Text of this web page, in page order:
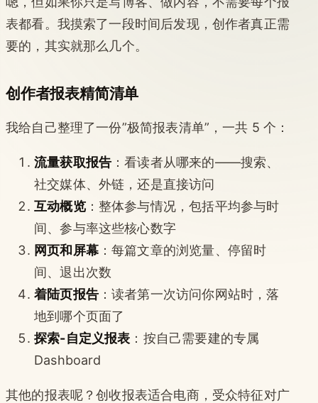
表都看。我摸索了一段时间后发现，创作者真正需
要的，其实就那么几个。
创作者报表精简清单
我给自己整理了一份”极简报表清单”，一共 5 个：
流量获取报告 ：看读者从哪来的——搜索、
社交媒体、外链，还是直接访问
互动概览：整体参与情况，包括平均参与时
间、参与率这些核心数字
网页和屏幕：每篇文章的浏览量、停留时
间、退出次数
着陆页报告：读者第一次访问你网站时，落
地到哪个页面了
探索-自定义报表 ：按自己需要建的专属
Dashboard
其他的报表呢？创收报表适合电商，受众特征对广